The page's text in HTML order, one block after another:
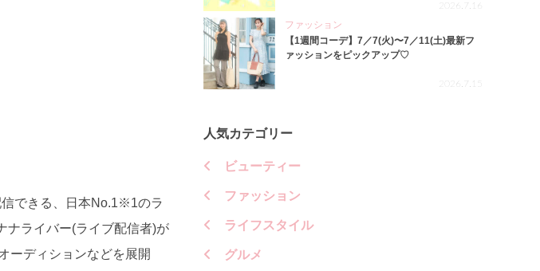
できる、日本No.1※1のラ
ナライバー(ライブ配信者)が
ーディションなどを展開
2026.7.16
ファッション
【1週間コーデ】7／7(火)〜7／11(土)最新フ
ァッションをピックアップ♡
2026.7.15
人気カテゴリー
ビューティー
ファッション
ライフスタイル
グルメ